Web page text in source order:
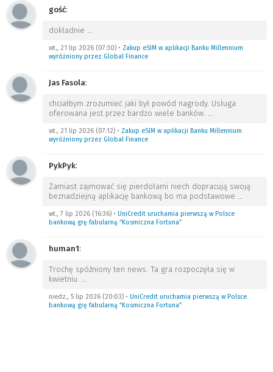
gość:
dokładnie …
wt., 21 lip 2026 (07:30) • Zakup eSIM w aplikacji Banku Millennium
wyróżniony przez Global Finance
Jas Fasola:
chciałbym zrozumieć jaki był powód nagrody. Usługa
oferowana jest przez bardzo wiele banków. …
wt., 21 lip 2026 (07:12) • Zakup eSIM w aplikacji Banku Millennium
wyróżniony przez Global Finance
PykPyk:
Zamiast zajmować się pierdołami niech dopracują swoją
beznadziejną aplikację bankową bo ma podstawowe …
wt., 7 lip 2026 (16:36) • UniCredit uruchamia pierwszą w Polsce
bankową grę fabularną “Kosmiczna Fortuna”
human1:
Trochę spóźniony ten news. Ta gra rozpoczęła się w
kwietniu. …
niedz., 5 lip 2026 (20:03) • UniCredit uruchamia pierwszą w Polsce
bankową grę fabularną “Kosmiczna Fortuna”